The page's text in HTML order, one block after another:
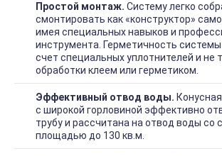
Простой монтаж. Систему легко
смонтировать как «конструктор»
имея специальных навыков и
инструмента. Герметичность системы
счет специальных уплотнителей и не
обработки клеем или герметиком.
Эффективный отвод воды.
с широкой горловиной эффективно
трубу и рассчитана на отвод воды со
площадью до 130 кв.м.